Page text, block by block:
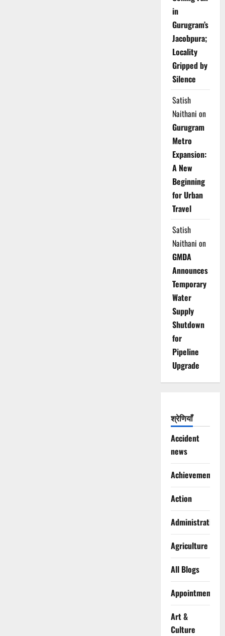
in
Gurugram’s
Jacobpura;
Locality
Gripped by
Silence
Satish
Naithani on
Gurugram
Metro
Expansion:
A New
Beginning
for Urban
Travel
Satish
Naithani on
GMDA
Announces
Temporary
Water
Supply
Shutdown
for
Pipeline
Upgrade
श्रेणियाँ
Accident
news
Achievements
Action
Administration
Agriculture
All Blogs
Appointments
Art &
Culture